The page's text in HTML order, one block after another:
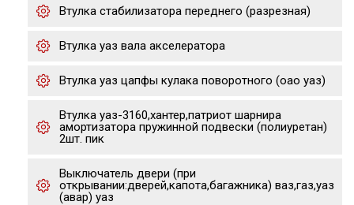
Втулка стабилизатора переднего (разрезная)
Втулка уаз вала акселератора
Втулка уаз цапфы кулака поворотного (оао уаз)
Втулка уаз-3160,хантер,патриот шарнира
амортизатора пружинной подвески (полиуретан)
2шт. пик
Выключатель двери (при
открывании:дверей,капота,багажника) ваз,газ,уаз
(авар) уаз